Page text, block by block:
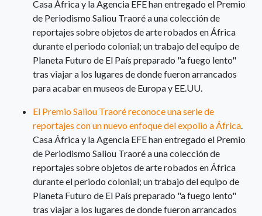
Casa África y la Agencia EFE han entregado el Premio
de Periodismo Saliou Traoré a una colección de
reportajes sobre objetos de arte robados en África
durante el periodo colonial; un trabajo del equipo de
Planeta Futuro de El País preparado "a fuego lento"
tras viajar a los lugares de donde fueron arrancados
para acabar en museos de Europa y EE.UU.
El Premio Saliou Traoré reconoce una serie de
reportajes con un nuevo enfoque del expolio a África.
Casa África y la Agencia EFE han entregado el Premio
de Periodismo Saliou Traoré a una colección de
reportajes sobre objetos de arte robados en África
durante el periodo colonial; un trabajo del equipo de
Planeta Futuro de El País preparado "a fuego lento"
tras viajar a los lugares de donde fueron arrancados